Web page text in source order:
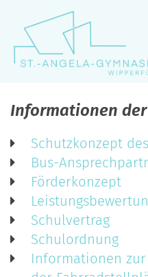
Zum Inhalt springen
Informationen
Schutzkonzept
Bus-
Förderkonzept
Schulvertrag
Schulordnung
Informationen